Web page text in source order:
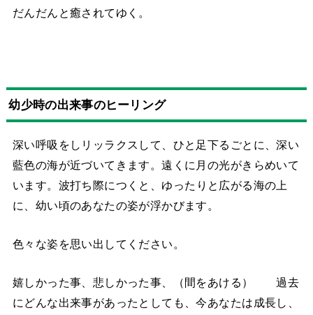
だんだんと癒されてゆく。
幼少時の出来事のヒーリング
深い呼吸をしリッラクスして、ひと足下るごとに、深い
藍色の海が近づいてきます。遠くに月の光がきらめいて
います。 波打ち際につくと、ゆったりと広がる海の上
に、幼い頃のあなたの姿が浮かびます。
色々な姿を思い出してください。
嬉しかった事、悲しかった事、（間をあける） 過去
にどんな出来事があったとしても、今あなたは成長し、